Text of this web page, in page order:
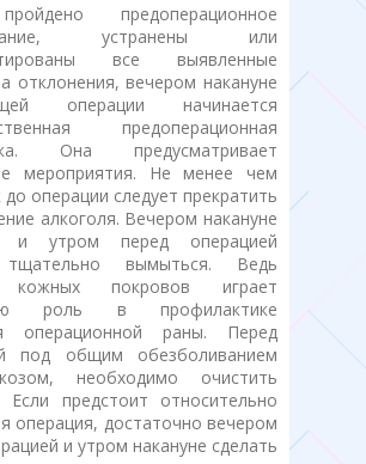
предоперационное
устранены или
все выявленные
отклонения, вечером накануне
операции начинается
предоперационная
Она предусматривает
мероприятия. Не менее чем
до операции следует прекратить
алкоголя. Вечером накануне
и утром перед операцией
тщательно вымыться. Ведь
кожных покровов играет
роль в профилактике
операционной раны. Перед
под общим обезболиванием
необходимо очистить
Если предстоит относительно
операция, достаточно вечером
и утром накануне сделать